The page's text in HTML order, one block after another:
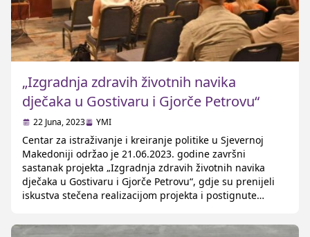
„Izgradnja zdravih životnih navika
dječaka u Gostivaru i Gjorče Petrovu“
22 Juna, 2023 YMI
Centar za istraživanje i kreiranje politike u Sjevernoj
Makedoniji održao je 21.06.2023. godine završni
sastanak projekta „Izgradnja zdravih životnih navika
dječaka u Gostivaru i Gjorče Petrovu“, gdje su prenijeli
iskustva stečena realizacijom projekta i postignute
Sjevernoj Makedoniji Robert Deker istakao je značaj